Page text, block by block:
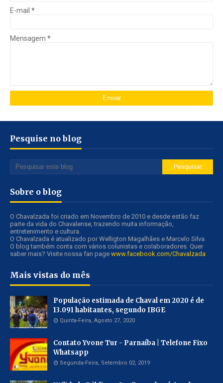
E-mail *
Mensagem *
Pesquise no blog
Sobre o blog
O Chavalzada foi criado em Novembro de 2010 e desde estão faz
parte da vida do Chavalense, trazendo muita informação,
entretenimento e cultura.
O Chavalzada é atualizado por Welligton Magalhães e Marcelo Silva.
O blog também conta com vários colunistas e colaboradores. Quer
saber mais? Visite nossa fan page www.facebook.com/Chavalzada
Mais vistas do mês
População estimada de Chaval em 2020 é de
13.091 habitantes, segundo IBGE
Quinta-Feira, Agosto 27, 2020
Contato Yvone Tur - Parnaíba | Telefone Fixo
Whatsapp
Segunda-Feira, Setembro 02, 2019